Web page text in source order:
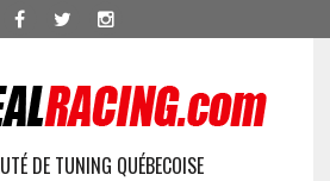
DE TUNING QUÉBECOISE